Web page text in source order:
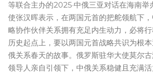
等联合主办的2025·中俄三亚对话在海南举
使张汉晖表示，在两国元首的把舵领航下
略协作伙伴关系拥有充足内生动力，必将
历史起点上，要以两国元首战略共识为根
俄关系春天的故事。俄罗斯驻华大使莫尔
领导人亲自引领下，中俄关系稳健且充满